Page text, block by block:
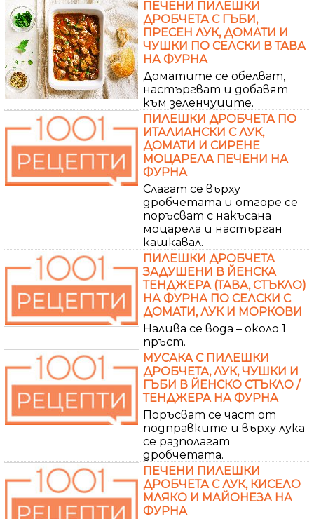
ПЕЧЕНИ ПИЛЕШКИ
ДРОБЧЕТА С ГЪБИ,
ПРЕСЕН ЛУК, ДОМАТИ И
ЧУШКИ ПО СЕЛСКИ В ТАВА
НА ФУРНА
Доматите се обелват,
настъргват и добавят
към зеленчуците.
ПИЛЕШКИ ДРОБЧЕТА ПО
ИТАЛИАНСКИ С ЛУК,
ДОМАТИ И СИРЕНЕ
МОЦАРЕЛА ПЕЧЕНИ НА
ФУРНА
Слагат се върху
дробчетата и отгоре се
поръсват с накъсана
моцарела и настърган
кашкавал.
ПИЛЕШКИ ДРОБЧЕТА
ЗАДУШЕНИ В ЙЕНСКА
ТЕНДЖЕРА (ТАВА, СТЪКЛО)
НА ФУРНА ПО СЕЛСКИ С
ДОМАТИ, ЛУК И МОРКОВИ
Налива се вода – около 1
пръст.
МУСАКА С ПИЛЕШКИ
ДРОБЧЕТА, ЛУК, ЧУШКИ И
ГЪБИ В ЙЕНСКО СТЪКЛО /
ТЕНДЖЕРА НА ФУРНА
Поръсват се част от
подправките и върху лука
се разполагат
дробчетата.
ПЕЧЕНИ ПИЛЕШКИ
ДРОБЧЕТА С ЛУК, КИСЕЛО
МЛЯКО И МАЙОНЕЗА НА
ФУРНА